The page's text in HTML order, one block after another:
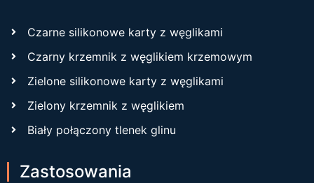
Czarne silikonowe karty z węglikami
Czarny krzemnik z węglikiem krzemowym
Zielone silikonowe karty z węglikami
Zielony krzemnik z węglikiem
Biały połączony tlenek glinu
Zastosowania